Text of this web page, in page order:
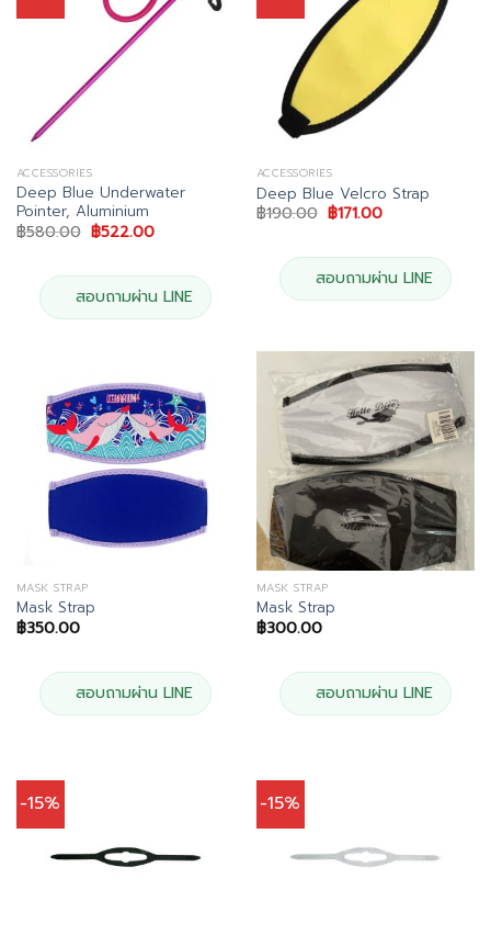
ACCESSORIES
Deep Blue Underwater
Pointer, Aluminium
฿580.00 Original
price
฿580.00.
฿522.00Current
฿522.00.
สอบถามผ่าน LINE
ACCESSORIES
Deep Blue Velcro Strap
฿190.00 Original
price
฿190.00.
฿171.00Current
฿171.00.
สอบถามผ่าน LINE
MASK STRAP
Mask Strap
฿350.00
สอบถามผ่าน LINE
MASK STRAP
Mask Strap
฿300.00
สอบถามผ่าน LINE
-15% -15%